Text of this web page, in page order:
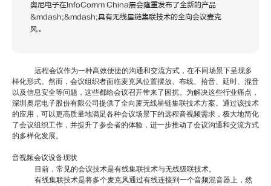
奥尼电子在InfoComm China展会隆重发布了全新的产品
&mdash;&mdash;具有无线星链集联技术的全向会议麦克
风。
远程会议作为一种高效便捷的沟通和交流方式，在不同场景下呈现多
样化形式。然而，会议组织者面临麦克风位置摆放、布线、拾音、延时、混音
以及信息安全等问题，这些都给会议召开带来了困扰。为解决这些行业痛点，
深圳奥尼电子股份有限公司提供了全向麦无线星链集联技术方案。通过该技术
的应用，可以更高质量地满足各种会议场景下的远程音视频需求，极大地简化
了会议组织工作，并提升了参会者的体验，进一步推动了会议沟通和交流方式
的多样化发展。
音视频会议设备现状
目前，常见的会议技术是有线集联技术与无线级联技术。
有线集联技术是将多个麦克风通过有线连接到一个音频混音器上，然